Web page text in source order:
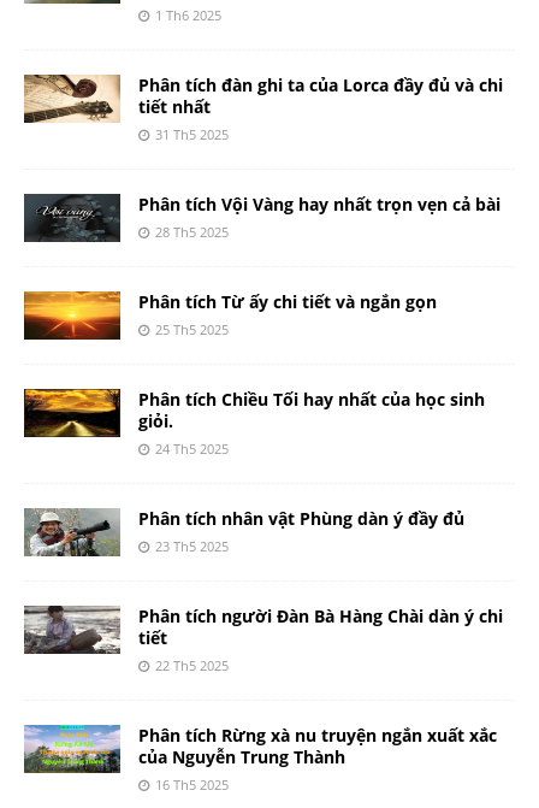
1 Th6 2025
Phân tích đàn ghi ta của Lorca đầy đủ và chi
tiết nhất
31 Th5 2025
Phân tích Vội Vàng hay nhất trọn vẹn cả bài
28 Th5 2025
Phân tích Từ ấy chi tiết và ngắn gọn
25 Th5 2025
Phân tích Chiều Tối hay nhất của học sinh
giỏi.
24 Th5 2025
Phân tích nhân vật Phùng dàn ý đầy đủ
23 Th5 2025
Phân tích người Đàn Bà Hàng Chài dàn ý chi
tiết
22 Th5 2025
Phân tích Rừng xà nu truyện ngắn xuất xắc
của Nguyễn Trung Thành
16 Th5 2025